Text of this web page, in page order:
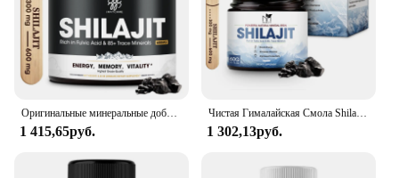
1 415,65руб.
Чистая Гималайская Смола Shilajit с фульвовой кислотой и мелкими минералами, оригинальная добавка Shilajit для поддержки метаболизма и иммунной системы
1 302,13руб.